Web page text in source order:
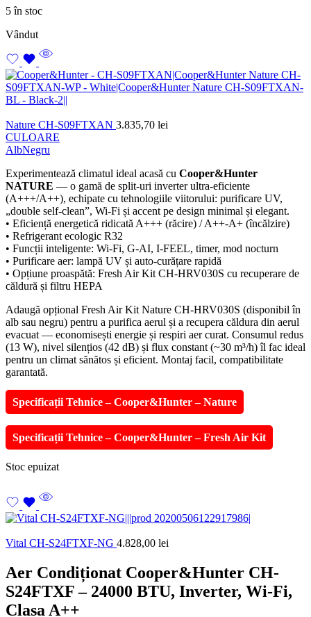
5 în stoc
Vândut
Nature CH-S09FTXAN 3.835,70 lei
CULOARE
AlbNegru
Experimentează climatul ideal acasă cu Cooper&Hunter
NATURE — o gamă de split-uri inverter ultra-eficiente
(A+++/A++), echipate cu tehnologiile viitorului: purificare UV,
„double self-clean”, Wi-Fi și accent pe design minimal și elegant.
• Eficiență energetică ridicată A+++ (răcire) / A++-A+ (încălzire)
• Refrigerant ecologic R32
• Funcții inteligente: Wi-Fi, G-AI, I-FEEL, timer, mod nocturn
• Purificare aer: lampă UV și auto-curățare rapidă
• Opțiune proaspătă: Fresh Air Kit CH-HRV030S cu recuperare de
căldură și filtru HEPA
Adaugă opțional Fresh Air Kit Nature CH-HRV030S (disponibil în
alb sau negru) pentru a purifica aerul și a recupera căldura din aerul
evacuat — economisești energie și respiri aer curat. Consumul redus
(13 W), nivel silențios (42 dB) și flux constant (~30 m³/h) îl fac ideal
pentru un climat sănătos și eficient. Montaj facil, compatibilitate
garantată.
Specificații Tehnice – Cooper&Hunter – Nature
Specificații Tehnice – Cooper&Hunter – Fresh Air Kit
Stoc epuizat
Vital CH-S24FTXF-NG 4.828,00 lei
Aer Condiționat Cooper&Hunter CH-
S24FTXF – 24000 BTU, Inverter, Wi-Fi,
Clasa A++